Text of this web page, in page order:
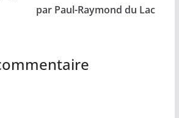
par Paul-Raymond du Lac